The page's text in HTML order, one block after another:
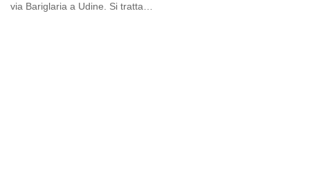
via Bariglaria a Udine. Si tratta…